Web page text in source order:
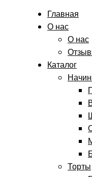
Главная
О нас
О нас
Каталог
Торты